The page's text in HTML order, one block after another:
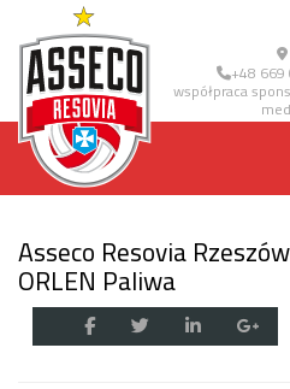
+48
współpraca
Asseco Resovia
ORLEN Paliwa